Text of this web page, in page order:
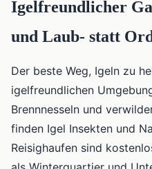
Igelfreundlicher
und Laub- statt
Der beste Weg, Igeln zu
igelfreundlichen
Brennnesseln und
finden Igel Insekten und
Reisighaufen sind